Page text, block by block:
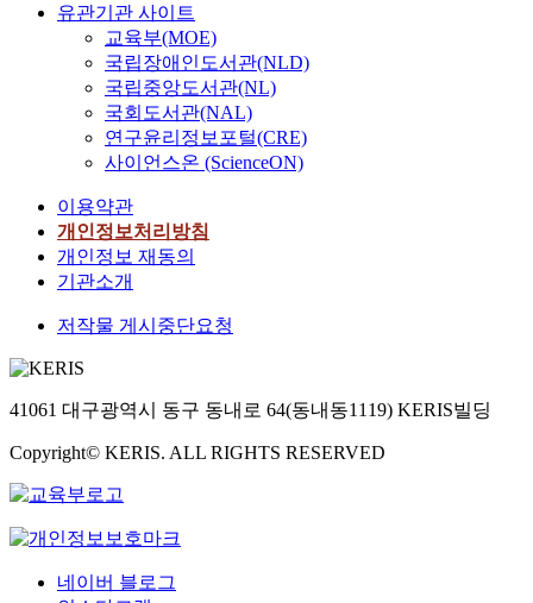
유관기관 사이트
교육부(MOE)
국립장애인도서관(NLD)
국립중앙도서관(NL)
국회도서관(NAL)
연구윤리정보포털(CRE)
사이언스온 (ScienceON)
이용약관
개인정보처리방침
개인정보 재동의
기관소개
저작물 게시중단요청
41061 대구광역시 동구 동내로 64(동내동1119) KERIS빌딩
Copyright© KERIS. ALL RIGHTS RESERVED
네이버 블로그